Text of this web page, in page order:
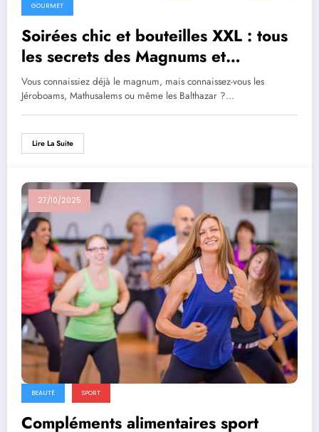
GOURMET
Soirées chic et bouteilles XXL : tous
les secrets des Magnums et
Mathusalems
Vous connaissiez déjà le magnum, mais connaissez-vous les
Jéroboams, Mathusalems ou même les Balthazar ?…
Lire La Suite
27/10/2025
BEAUTÉ SPORT
Compléments alimentaires sport